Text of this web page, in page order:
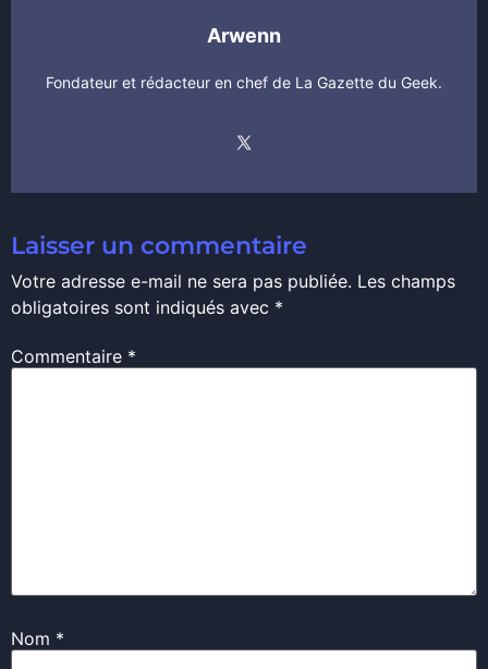
Arwenn
Fondateur et rédacteur en chef de La Gazette du Geek.
Laisser un commentaire
Votre adresse e-mail ne sera pas publiée. Les champs
obligatoires sont indiqués avec *
Commentaire *
Nom *